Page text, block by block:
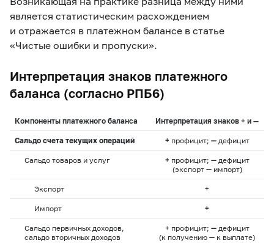
является статистическим расхождением
и отражается в платежном балансе в статье
«Чистые ошибки и пропуски».
Интерпретация знаков платежного
баланса (согласно РПБ6)
Компоненты платежного баланса Интерпретация знаков + и —
Сальдо счета текущих операций + профицит; — дефицит
Сальдо товаров и услуг + профицит; — дефицит
(экспорт — импорт)
Экспорт +
Импорт +
Сальдо первичных доходов,
сальдо вторичных доходов
+ профицит; — дефицит
(к получению — к выплате)